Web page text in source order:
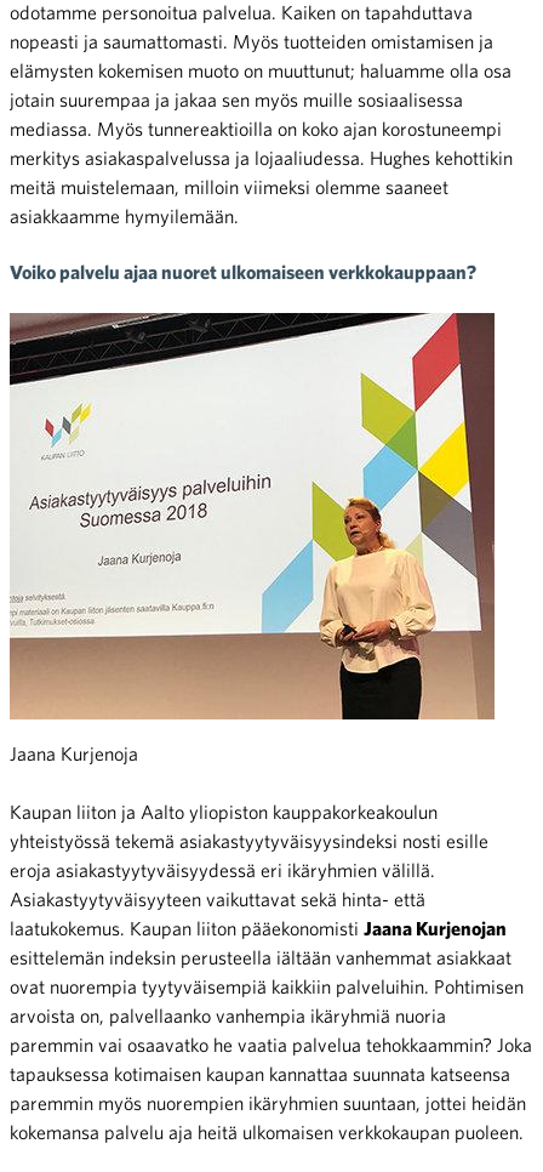
odotamme personoitua palvelua. Kaiken on tapahduttava
nopeasti ja saumattomasti. Myös tuotteiden omistamisen ja
elämysten kokemisen muoto on muuttunut; haluamme olla osa
jotain suurempaa ja jakaa sen myös muille sosiaalisessa
mediassa. Myös tunnereaktioilla on koko ajan korostuneempi
merkitys asiakaspalvelussa ja lojaaliudessa. Hughes kehottikin
meitä muistelemaan, milloin viimeksi olemme saaneet
asiakkaamme hymyilemään.
Voiko palvelu ajaa nuoret ulkomaiseen verkkokauppaan?
Jaana Kurjenoja
Kaupan liiton ja Aalto yliopiston kauppakorkeakoulun
yhteistyössä tekemä asiakastyytyväisyysindeksi nosti esille
eroja asiakastyytyväisyydessä eri ikäryhmien välillä.
Asiakastyytyväisyyteen vaikuttavat sekä hinta- että
laatukokemus. Kaupan liiton pääekonomisti Jaana Kurjenojan
esittelemän indeksin perusteella iältään vanhemmat asiakkaat
ovat nuorempia tyytyväisempiä kaikkiin palveluihin. Pohtimisen
arvoista on, palvellaanko vanhempia ikäryhmiä nuoria
paremmin vai osaavatko he vaatia palvelua tehokkaammin? Joka
tapauksessa kotimaisen kaupan kannattaa suunnata katseensa
paremmin myös nuorempien ikäryhmien suuntaan, jottei heidän
kokemansa palvelu aja heitä ulkomaisen verkkokaupan puoleen.